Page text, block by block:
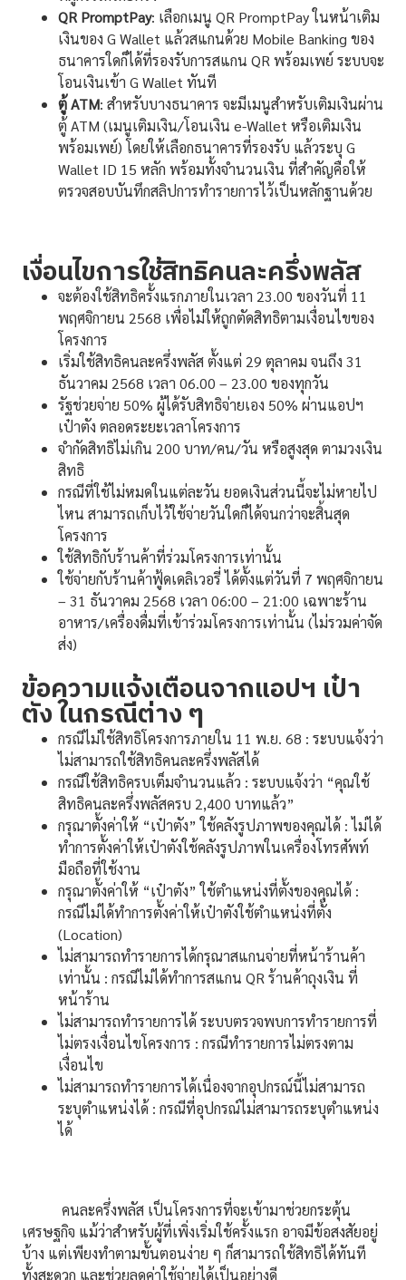
QR PromptPay: เลือกเมนู QR PromptPay ในหน้าเติม
เงินของ G Wallet แล้วสแกนด้วย Mobile Banking ของ
ธนาคารใดก็ได้ที่รองรับการสแกน QR พร้อมเพย์ ระบบจะ
โอนเงินเข้า G Wallet ทันที
ตู้ ATM: สำหรับบางธนาคาร จะมีเมนูสำหรับเติมเงินผ่าน
ตู้ ATM (เมนูเติมเงิน/โอนเงิน e-Wallet หรือเติมเงิน
พร้อมเพย์) โดยให้เลือกธนาคารที่รองรับ แล้วระบุ G
Wallet ID 15 หลัก พร้อมทั้งจำนวนเงิน ที่สำคัญคือให้
ตรวจสอบบันทึกสลิปการทำรายการไว้เป็นหลักฐานด้วย
เงื่อนไขการใช้สิทธิคนละครึ่งพลัส
จะต้องใช้สิทธิครั้งแรกภายในเวลา 23.00 ของวันที่ 11
พฤศจิกายน 2568 เพื่อไม่ให้ถูกตัดสิทธิตามเงื่อนไขของ
โครงการ
เริ่มใช้สิทธิคนละครึ่งพลัส ตั้งแต่ 29 ตุลาคม จนถึง 31
ธันวาคม 2568 เวลา 06.00 – 23.00 ของทุกวัน
รัฐช่วยจ่าย 50% ผู้ได้รับสิทธิจ่ายเอง 50% ผ่านแอปฯ
เป๋าตัง ตลอดระยะเวลาโครงการ
จำกัดสิทธิไม่เกิน 200 บาท/คน/วัน หรือสูงสุด ตามวงเงิน
สิทธิ
กรณีที่ใช้ไม่หมดในแต่ละวัน ยอดเงินส่วนนี้จะไม่หายไป
ไหน สามารถเก็บไว้ใช้จ่ายวันใดก็ได้จนกว่าจะสิ้นสุด
โครงการ
ใช้สิทธิกับร้านค้าที่ร่วมโครงการเท่านั้น
ใช้จ่ายกับร้านค้าฟู้ดเดลิเวอรี่ ได้ตั้งแต่วันที่ 7 พฤศจิกายน
– 31 ธันวาคม 2568 เวลา 06:00 – 21:00 เฉพาะร้าน
อาหาร/เครื่องดื่มที่เข้าร่วมโครงการเท่านั้น (ไม่รวมค่าจัด
ส่ง)
ข้อความแจ้งเตือนจากแอปฯ เป๋า
ตัง ในกรณีต่าง ๆ
กรณีไม่ใช้สิทธิโครงการภายใน 11 พ.ย. 68 : ระบบแจ้งว่า
ไม่สามารถใช้สิทธิคนละครึ่งพลัสได้
กรณีใช้สิทธิครบเต็มจำนวนแล้ว : ระบบแจ้งว่า “คุณใช้
สิทธิคนละครึ่งพลัสครบ 2,400 บาทแล้ว”
กรุณาตั้งค่าให้ “เป๋าตัง” ใช้คลังรูปภาพของคุณได้ : ไม่ได้
ทำการตั้งค่าให้เป๋าตังใช้คลังรูปภาพในเครื่องโทรศัพท์
มือถือที่ใช้งาน
กรุณาตั้งค่าให้ “เป๋าตัง” ใช้ตำแหน่งที่ตั้งของคุณได้ :
กรณีไม่ได้ทำการตั้งค่าให้เป๋าตังใช้ตำแหน่งที่ตั้ง
(Location)
ไม่สามารถทำรายการได้กรุณาสแกนจ่ายที่หน้าร้านค้า
เท่านั้น : กรณีไม่ได้ทำการสแกน QR ร้านค้าถุงเงิน ที่
หน้าร้าน
ไม่สามารถทำรายการได้ ระบบตรวจพบการทำรายการที่
ไม่ตรงเงื่อนไขโครงการ : กรณีทำรายการไม่ตรงตาม
เงื่อนไข
ไม่สามารถทำรายการได้เนื่องจากอุปกรณ์นี้ไม่สามารถ
ระบุตำแหน่งได้ : กรณีที่อุปกรณ์ไม่สามารถระบุตำแหน่ง
ได้
คนละครึ่งพลัส เป็นโครงการที่จะเข้ามาช่วยกระตุ้น
เศรษฐกิจ แม้ว่าสำหรับผู้ที่เพิ่งเริ่มใช้ครั้งแรก อาจมีข้อสงสัยอยู่
บ้าง แต่เพียงทำตามขั้นตอนง่าย ๆ ก็สามารถใช้สิทธิได้ทันที
ทั้งสะดวก และช่วยลดค่าใช้จ่ายได้เป็นอย่างดี